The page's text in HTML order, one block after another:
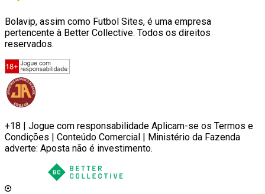
Bolavip, assim como Futbol Sites, é uma empresa
pertencente à Better Collective. Todos os direitos
reservados.
+18 | Jogue com responsabilidade Aplicam-se os Termos e
Condições | Conteúdo Comercial | Ministério da Fazenda
adverte: Aposta não é investimento.